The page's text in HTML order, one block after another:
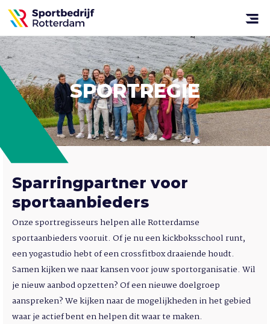
Open
menu
Sportbedrijf
Rotterdam
SPORTREGIE
Sparringpartner voor
sportaanbieders
Onze sportregisseurs helpen alle Rotterdamse
sportaanbieders vooruit. Of je nu een kickboksschool runt,
een yogastudio hebt of een crossfitbox draaiende houdt.
Samen kijken we naar kansen voor jouw sportorganisatie. Wil
je nieuw aanbod opzetten? Of een nieuwe doelgroep
aanspreken? We kijken naar de mogelijkheden in het gebied
waar je actief bent en helpen dit waar te maken.